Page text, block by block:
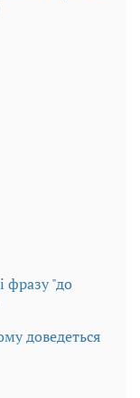
фразу "до
доведеться